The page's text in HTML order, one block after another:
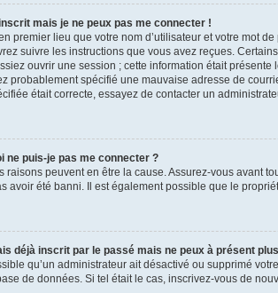
mais je ne peux pas me connecter !
premier lieu que votre nom d’utilisateur et votre mot
suivre les instructions que vous avez reçues.
ouvrir une session ; cette information était
probablement spécifié une mauvaise adresse de
était correcte, essayez de contacter un
ne puis-je pas me connecter ?
raisons peuvent en être la cause. Assurez-vous avant
avoir été banni. Il est également possible que le
déjà inscrit par le passé mais ne peux à présent
qu’un administrateur ait désactivé ou supprimé
de données. Si tel était le cas, inscrivez-vous de